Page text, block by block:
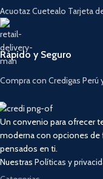
Acuotaz Cuetealo Tarjeta
Rápido y Seguro
Compra con Credigas
Un convenio para ofrecer
moderna con opciones de
pensados en ti.
Nuestras Políticas y